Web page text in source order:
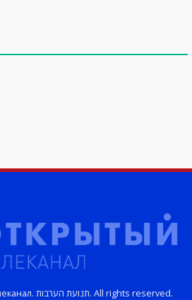
Copyright © Открытый телеканал. תנועת הערבות. All rights reserved.